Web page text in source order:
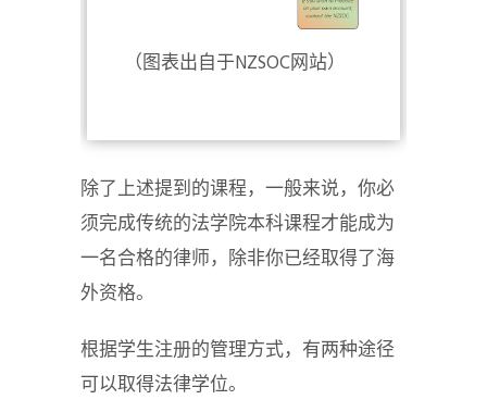
（图表出自于NZSOC网站）
除了上述提到的课程，一般来说，你必
须完成传统的法学院本科课程才能成为
一名合格的律师，除非你已经取得了海
外资格。
根据学生注册的管理方式，有两种途径
可以取得法律学位。